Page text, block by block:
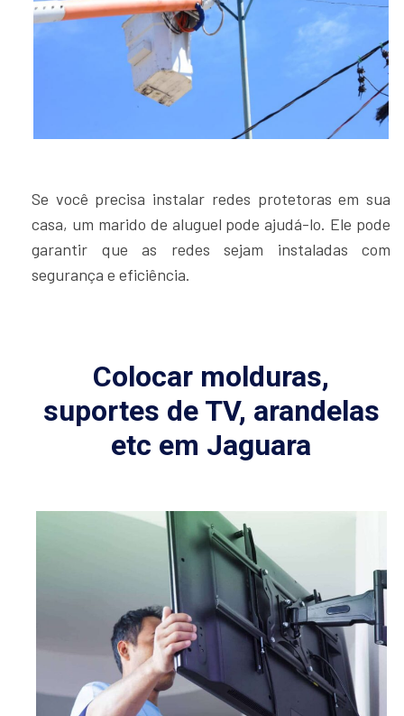
Se você precisa instalar redes protetoras em sua
casa, um marido de aluguel pode ajudá-lo. Ele pode
garantir que as redes sejam instaladas com
segurança e eficiência.
Colocar molduras,
suportes de TV, arandelas
etc em Jaguara